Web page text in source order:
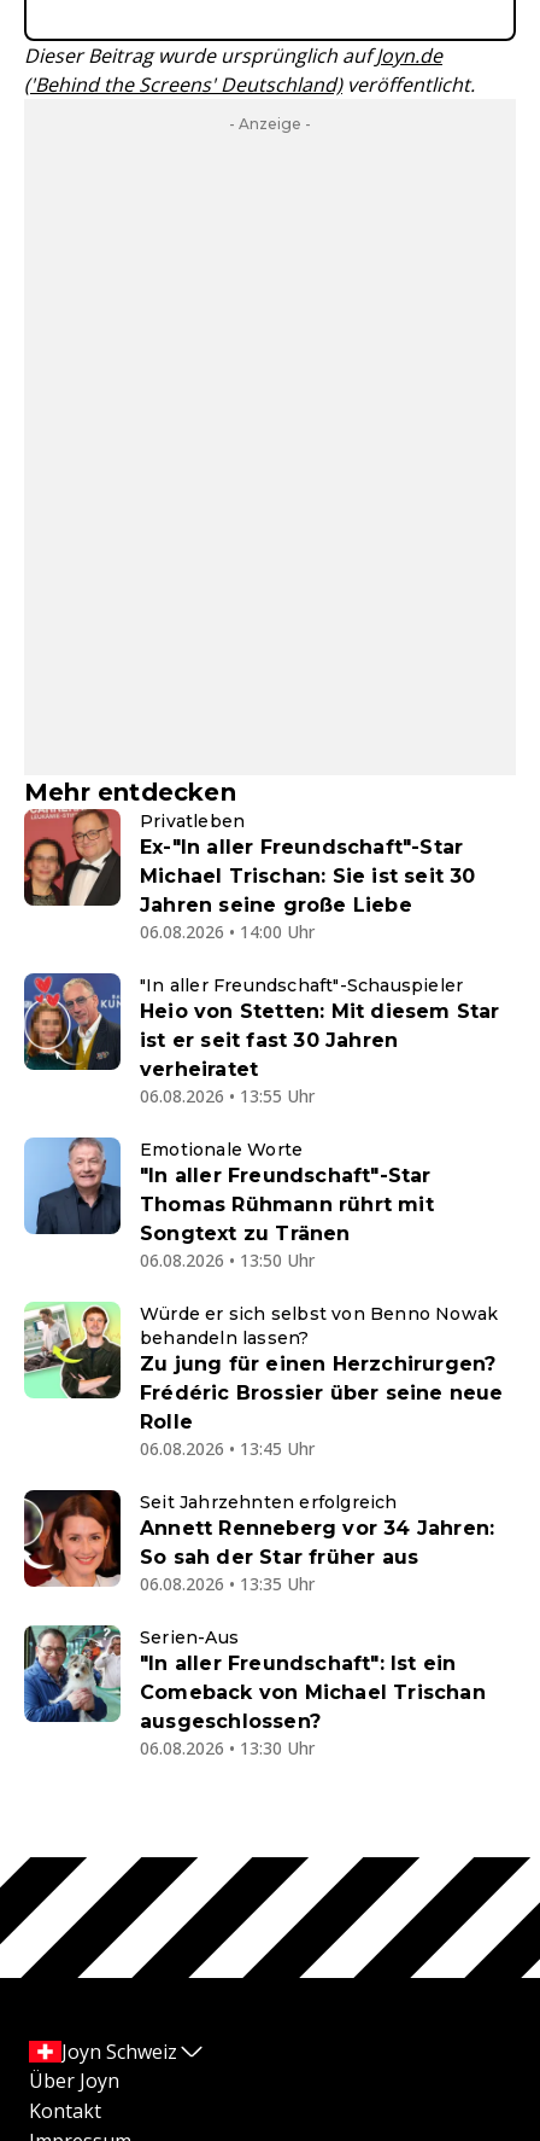
Dieser Beitrag wurde ursprünglich aufJoyn.de
('Behind the Screens' Deutschland)veröffentlicht.
- Anzeige -
Mehr entdecken
Privatleben
Ex-"In aller Freundschaft"-Star
Michael Trischan: Sie ist seit 30
Jahren seine große Liebe
06.08.2026 • 14:00 Uhr
"In aller Freundschaft"-Schauspieler
Heio von Stetten: Mit diesem Star
ist er seit fast 30 Jahren
verheiratet
06.08.2026 • 13:55 Uhr
Emotionale Worte
"In aller Freundschaft"-Star
Thomas Rühmann rührt mit
Songtext zu Tränen
06.08.2026 • 13:50 Uhr
Würde er sich selbst von Benno Nowak
behandeln lassen?
Zu jung für einen Herzchirurgen?
Frédéric Brossier über seine neue
Rolle
06.08.2026 • 13:45 Uhr
Seit Jahrzehnten erfolgreich
Annett Renneberg vor 34 Jahren:
So sah der Star früher aus
06.08.2026 • 13:35 Uhr
Serien-Aus
"In aller Freundschaft": Ist ein
Comeback von Michael Trischan
ausgeschlossen?
06.08.2026 • 13:30 Uhr
Joyn Schweiz
Über Joyn
Kontakt